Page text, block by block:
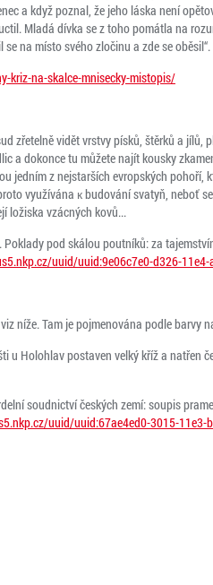
a když poznal, že jeho láska není
Mladá dívka se z toho pomátla na
na místo svého zločinu a zde se oběsil“.
kriz-na-skalce-mnisecky-mistopis/
zřetelně vidět vrstvy písků, štěrků a jílů,
a dokonce tu můžete najít kousky
jedním z nejstarších evropských pohoří,
využívána к budování svatyň, neboť
ložiska vzácných kovů...
Poklady pod skálou poutníků: za
uuid/uuid:9e06c7e0-d326-11e4-
níže. Tam je pojmenována podle barvy
u Holohlav postaven velký kříž a natřen
soudnictví českých zemí: soupis
uuid/uuid:67ae4ed0-3015-11e3-